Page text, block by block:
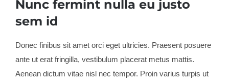
Nunc fermint nulla eu justo
sem id
Donec finibus sit amet orci eget ultricies. Praesent posuere
ante ut erat fringilla, vestibulum placerat metus mattis.
Aenean dictum vitae nisl nec tempor. Proin varius turpis ut